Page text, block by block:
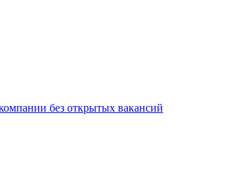
без открытых вакансий